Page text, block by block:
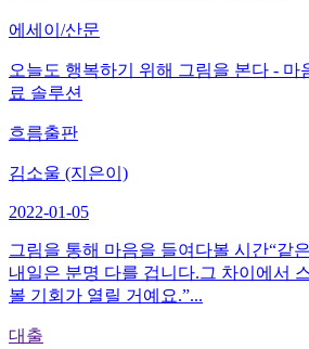
에세이/산문
오늘도 행복하기 위해 그림을 본다 - 마
료 솔루션
흐름출판
김소울 (지은이)
2022-01-05
그림을 통해 마음을 들여다볼 시간“같
내일은 분명 다를 겁니다.그 차이에서
볼 기회가 열릴 거예요.”...
대출